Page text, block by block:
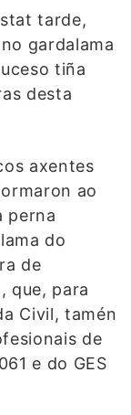
tarde,
gardalama
tiña
desta
axentes
ao
perna
do
de
que, para
Civil, tamén
de
e do GES